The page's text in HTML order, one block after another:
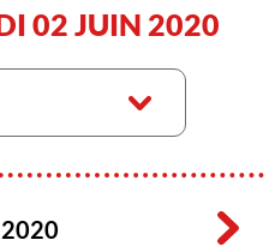
02 JUIN 2020